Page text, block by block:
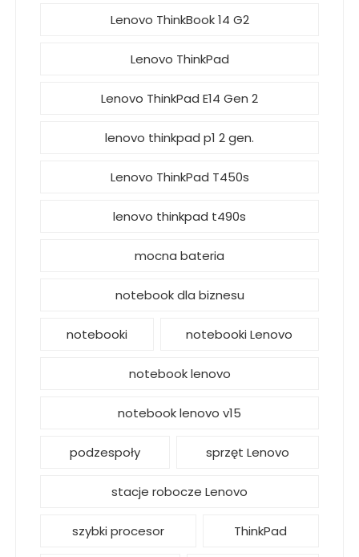
Lenovo ThinkBook 14 G2
Lenovo ThinkPad
Lenovo ThinkPad E14 Gen 2
lenovo thinkpad p1 2 gen.
Lenovo ThinkPad T450s
lenovo thinkpad t490s
mocna bateria
notebook dla biznesu
notebooki notebooki Lenovo
notebook lenovo
notebook lenovo v15
podzespoły sprzęt Lenovo
stacje robocze Lenovo
szybki procesor ThinkPad